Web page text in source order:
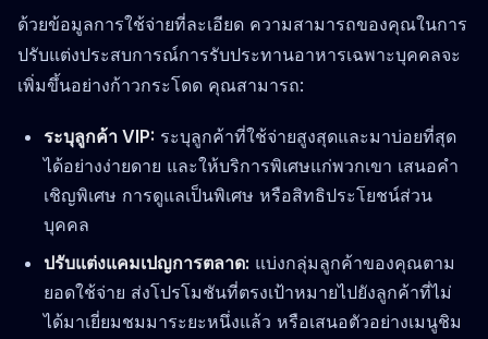
ด้วยข้อมูลการใช้จ่ายที่ละเอียด ความสามารถของคุณในการ
ปรับแต่งประสบการณ์การรับประทานอาหารเฉพาะบุคคลจะ
เพิ่มขึ้นอย่างก้าวกระโดด คุณสามารถ:
ระบุลูกค้า VIP: ระบุลูกค้าที่ใช้จ่ายสูงสุดและมาบ่อยที่สุด
ได้อย่างง่ายดาย และให้บริการพิเศษแก่พวกเขา เสนอคำ
เชิญพิเศษ การดูแลเป็นพิเศษ หรือสิทธิประโยชน์ส่วน
บุคคล
ปรับแต่งแคมเปญการตลาด: แบ่งกลุ่มลูกค้าของคุณตาม
ยอดใช้จ่าย ส่งโปรโมชันที่ตรงเป้าหมายไปยังลูกค้าที่ไม่
ได้มาเยี่ยมชมมาระยะหนึ่งแล้ว หรือเสนอตัวอย่างเมนูชิม